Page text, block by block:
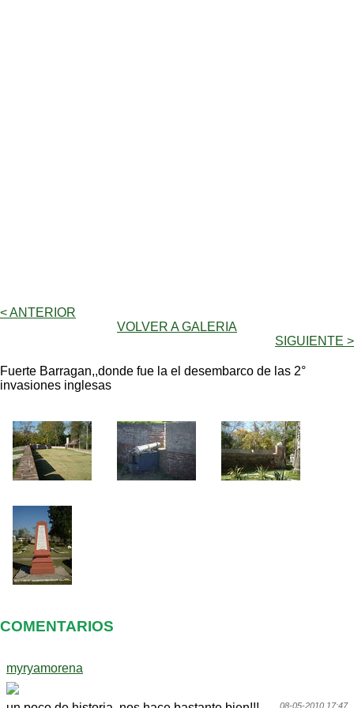
< ANTERIOR
VOLVER A GALERIA
SIGUIENTE >
Fuerte Barragan,,donde fue la el desembarco de las 2°
invasiones inglesas
COMENTARIOS
myryamorena
08-05-2010 17:47